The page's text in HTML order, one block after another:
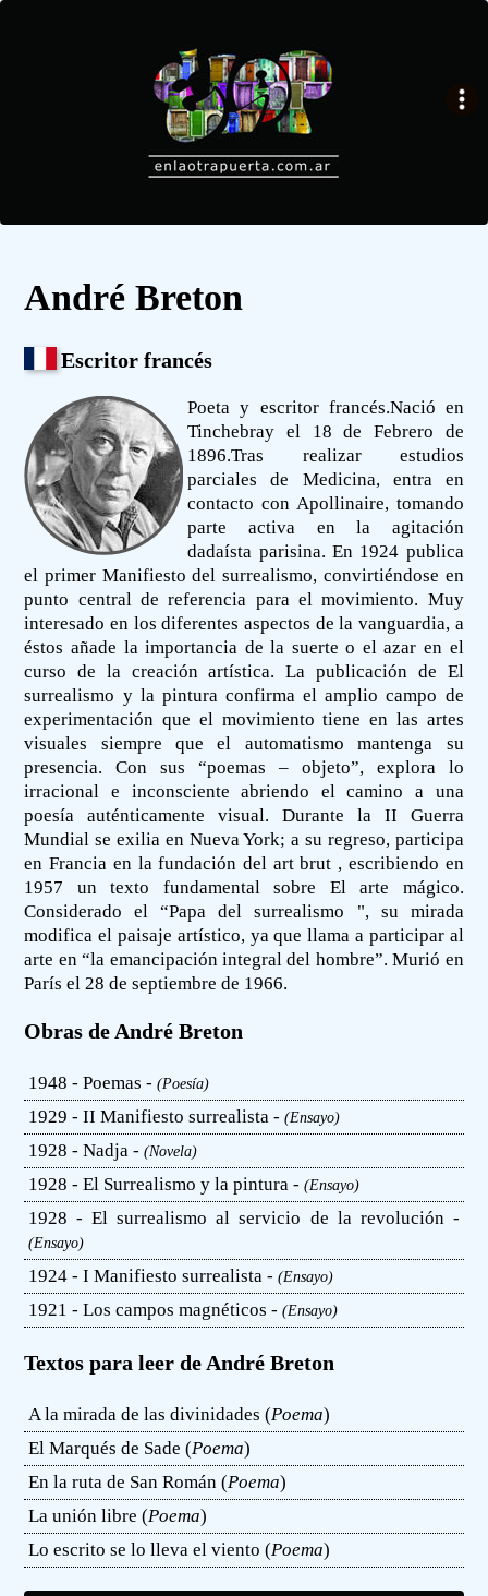
André Breton
Escritor francés
Poeta y escritor francés.Nació en
Tinchebray el 18 de Febrero de
1896.Tras realizar estudios
parciales de Medicina, entra en
contacto con Apollinaire, tomando
parte activa en la agitación
dadaísta parisina. En 1924 publica
el primer Manifiesto del surrealismo, convirtiéndose en
punto central de referencia para el movimiento. Muy
interesado en los diferentes aspectos de la vanguardia, a
éstos añade la importancia de la suerte o el azar en el
curso de la creación artística. La publicación de El
surrealismo y la pintura confirma el amplio campo de
experimentación que el movimiento tiene en las artes
visuales siempre que el automatismo mantenga su
presencia. Con sus “poemas – objeto”, explora lo
irracional e inconsciente abriendo el camino a una
poesía auténticamente visual. Durante la II Guerra
Mundial se exilia en Nueva York; a su regreso, participa
en Francia en la fundación del art brut , escribiendo en
1957 un texto fundamental sobre El arte mágico.
Considerado el “Papa del surrealismo ", su mirada
modifica el paisaje artístico, ya que llama a participar al
arte en “la emancipación integral del hombre”. Murió en
París el 28 de septiembre de 1966.
Obras de André Breton
1948 - Poemas -(Poesía)
1929 - II Manifiesto surrealista -(Ensayo)
1928 - Nadja -(Novela)
1928 - El Surrealismo y la pintura -(Ensayo)
1928 - El surrealismo al servicio de la revolución -
(Ensayo)
1924 - I Manifiesto surrealista -(Ensayo)
1921 - Los campos magnéticos -(Ensayo)
Textos para leer de André Breton
A la mirada de las divinidades (Poema)
El Marqués de Sade (Poema)
En la ruta de San Román (Poema)
La unión libre (Poema)
Lo escrito se lo lleva el viento (Poema)